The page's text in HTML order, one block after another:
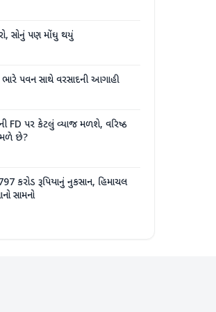
સોનું પણ મોંઘુ થયું
પવન સાથે વરસાદની આગાહી
FD પર કેટલું વ્યાજ મળશે, વરિષ્ઠ
મળે છે?
કરોડ રૂપિયાનું નુકસાન, હિમાચલ
સામનો